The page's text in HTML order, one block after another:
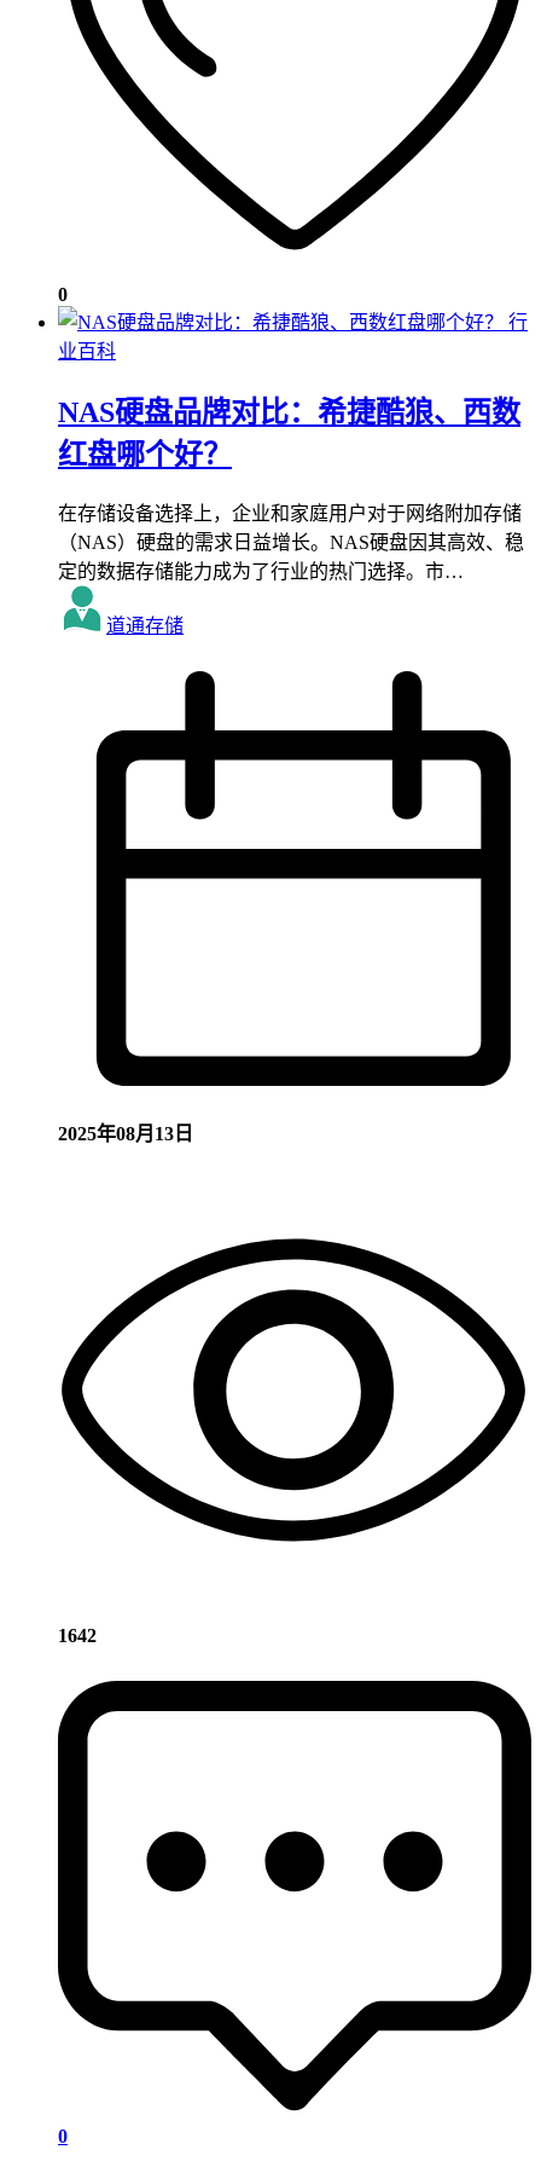
0
行
业百科
NAS硬盘品牌对比：希捷酷狼、西数
红盘哪个好？
在存储设备选择上，企业和家庭用户对于网络附加存储
（NAS）硬盘的需求日益增长。NAS硬盘因其高效、稳
定的数据存储能力成为了行业的热门选择。市…
道通存储
2025年08月13日
1642
0